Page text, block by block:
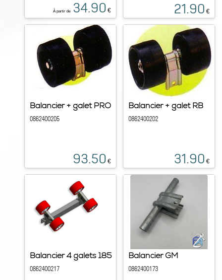
À partir de 34.90 € 21.90 €
Balancier + galet PRO
0862400205
93.50 €
Balancier + galet RB
0862400202
31.90 €
Balancier 4 galets 185
0862400217
Balancier GM
0862400173